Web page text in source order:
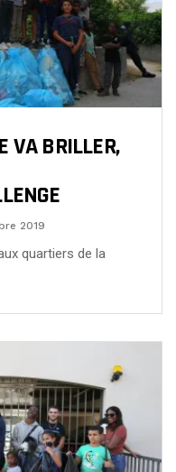
VA BRILLER,
2019
quartiers de la